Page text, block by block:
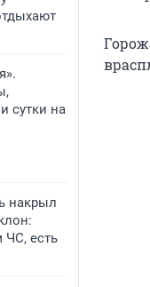
сутки на
накрыл
ЧС, есть